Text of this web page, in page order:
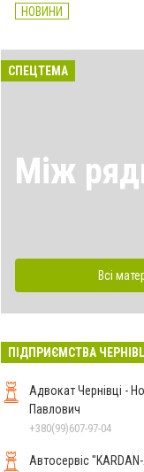
НОВИНИ
СПЕЦТЕМА
Між
Всі
ПІДПРИЄМСТВА
Адвокат Чернівці -
Павлович
+380(99)607-97-04
Автосервіс